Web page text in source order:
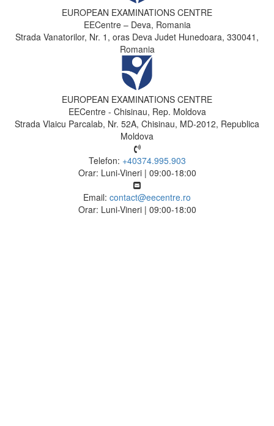
EUROPEAN EXAMINATIONS CENTRE
EECentre – Deva, Romania
Strada Vanatorilor, Nr. 1, oras Deva Judet Hunedoara, 330041,
Romania
EUROPEAN EXAMINATIONS CENTRE
EECentre - Chisinau, Rep. Moldova
Strada Vlaicu Parcalab, Nr. 52A, Chisinau, MD-2012, Republica
Moldova
Telefon: +40374.995.903
Orar: Luni-Vineri | 09:00-18:00
Email: contact@eecentre.ro
Orar: Luni-Vineri | 09:00-18:00